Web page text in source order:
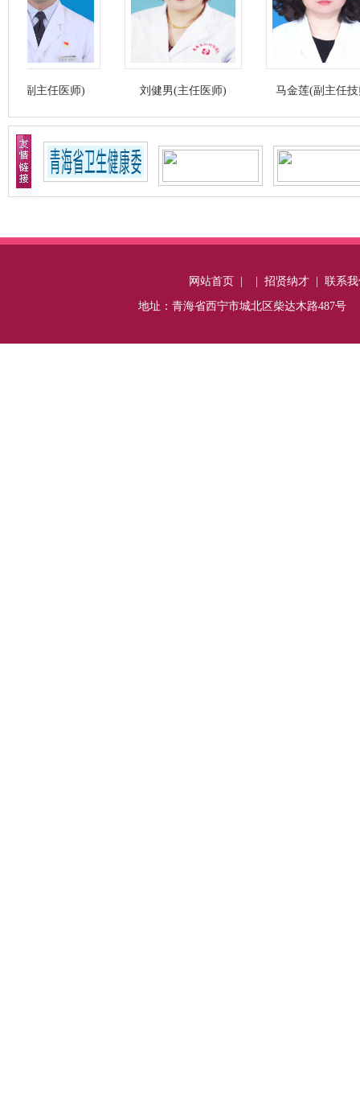
医师) 刘健男(主任医师) 马金莲(副主任技师)
网站首页 招贤纳才 联系
地址：青海省西宁市城北区柴达木路487